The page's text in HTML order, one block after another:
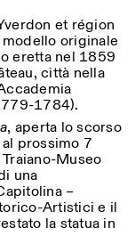
not permitted
et région
originale
eretta nel 1859
città nella
1784).
, aperta lo scorso
prossimo 7
Museo
una
–
Artistici e il
la statua in